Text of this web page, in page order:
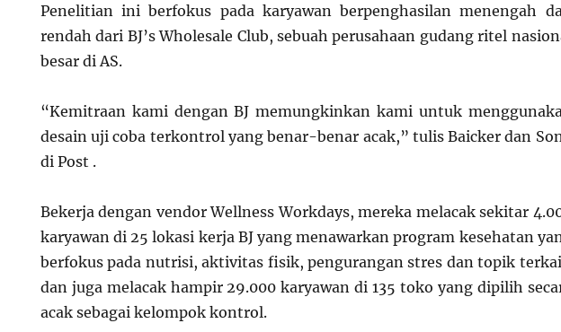
Penelitian ini berfokus pada karyawan berpenghasilan menengah
rendah dari BJ’s Wholesale Club, sebuah perusahaan gudang ritel
besar di AS.
“Kemitraan kami dengan BJ memungkinkan kami untuk
desain uji coba terkontrol yang benar-benar acak,” tulis Baicker dan
di Post .
Bekerja dengan vendor Wellness Workdays, mereka melacak sekitar
karyawan di 25 lokasi kerja BJ yang menawarkan program kesehatan
berfokus pada nutrisi, aktivitas fisik, pengurangan stres dan topik
dan juga melacak hampir 29.000 karyawan di 135 toko yang dipilih
acak sebagai kelompok kontrol.